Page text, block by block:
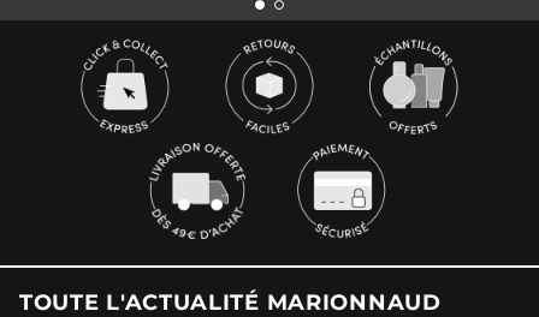
TOUTE L'ACTUALITÉ MARIONNAUD